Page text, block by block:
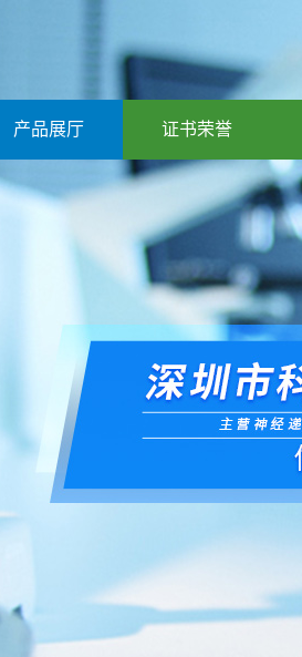
产品展厅 证书荣誉